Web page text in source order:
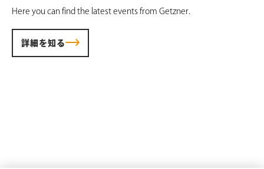
Here you can find the latest events from Getzner.
詳細を知る